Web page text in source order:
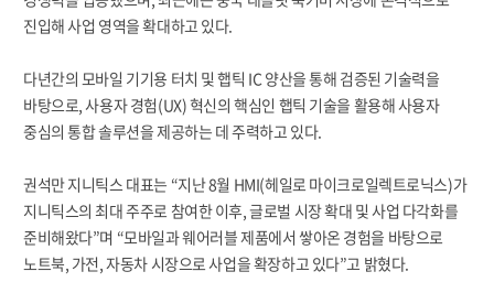
진입해 사업 영역을 확대하고 있다.
다년간의 모바일 기기용 터치 및 햅틱 IC 양산을 통해 검증된 기술력을
바탕으로, 사용자 경험(UX) 혁신의 핵심인 햅틱 기술을 활용해 사용자
중심의 통합 솔루션을 제공하는 데 주력하고 있다.
권석만 지니틱스 대표는 “지난 8월 HMI(헤일로 마이크로일렉트로닉스)가
지니틱스의 최대 주주로 참여한 이후, 글로벌 시장 확대 및 사업 다각화를
준비해왔다”며 “모바일과 웨어러블 제품에서 쌓아온 경험을 바탕으로
노트북, 가전, 자동차 시장으로 사업을 확장하고 있다”고 밝혔다.